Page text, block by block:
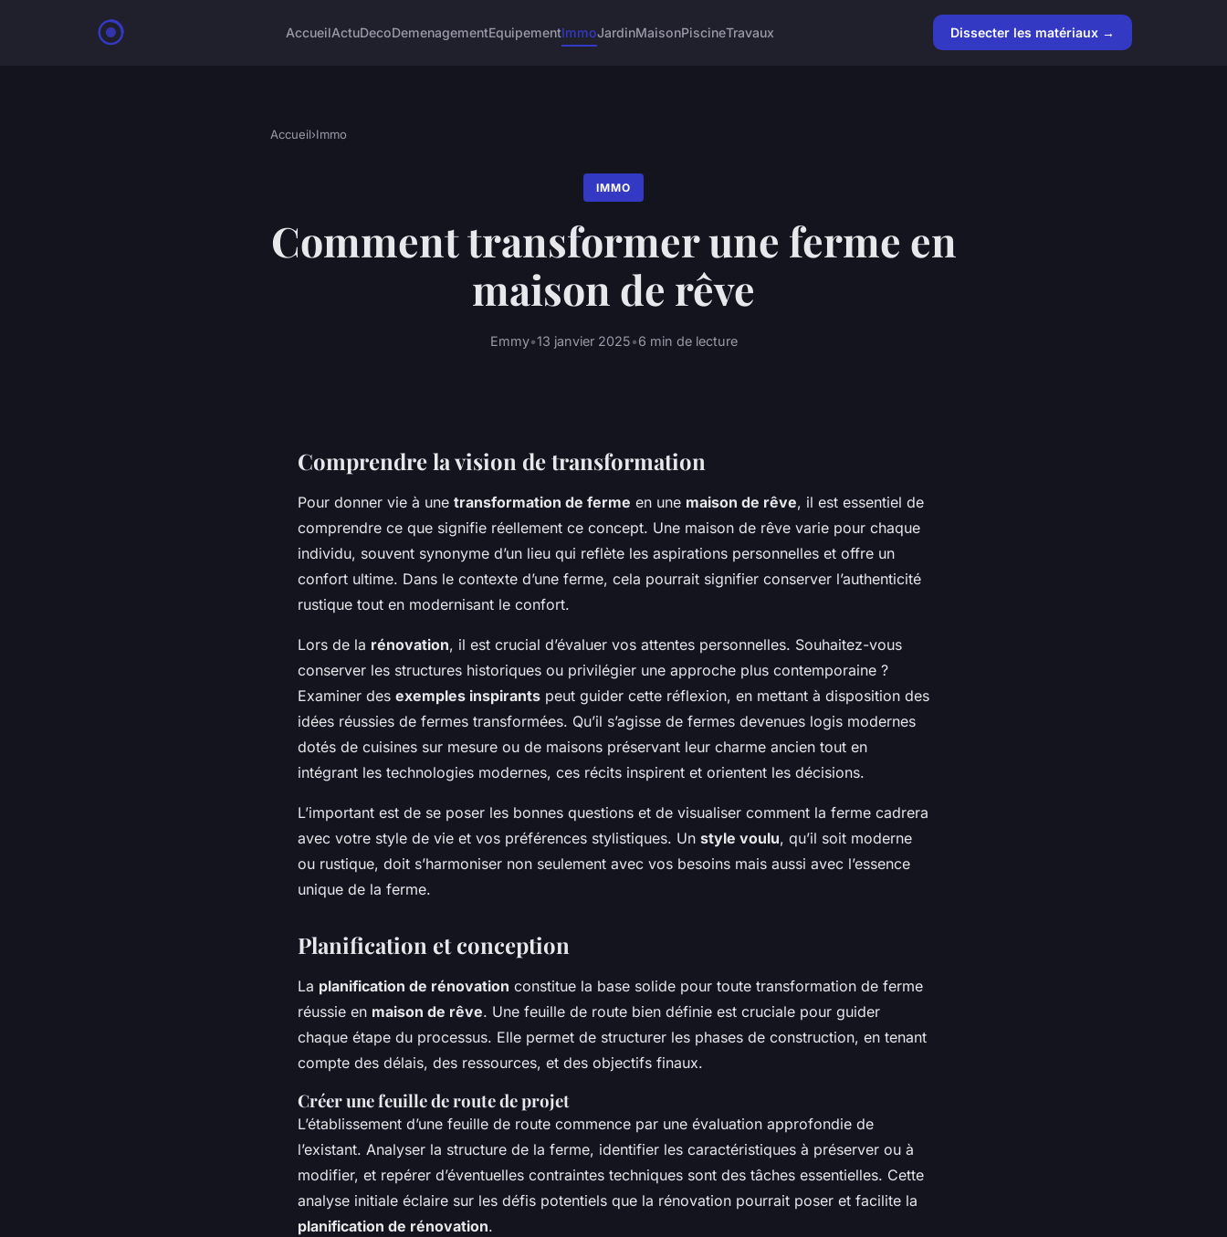
AccueilActuDecoDemenagementEquipementImmoJardinMaisonPiscineTravaux Dissecter les matériaux →
Accueil›Immo
IMMO
Comment transformer une ferme en
maison de rêve
Emmy•13 janvier 2025•6 min de lecture
Comprendre la vision de transformation
Pour donner vie à une transformation de ferme en une maison de rêve, il est essentiel de
comprendre ce que signifie réellement ce concept. Une maison de rêve varie pour chaque
individu, souvent synonyme d’un lieu qui reflète les aspirations personnelles et offre un
confort ultime. Dans le contexte d’une ferme, cela pourrait signifier conserver l’authenticité
rustique tout en modernisant le confort.
Lors de la rénovation, il est crucial d’évaluer vos attentes personnelles. Souhaitez-vous
conserver les structures historiques ou privilégier une approche plus contemporaine ?
Examiner des exemples inspirants peut guider cette réflexion, en mettant à disposition des
idées réussies de fermes transformées. Qu’il s’agisse de fermes devenues logis modernes
dotés de cuisines sur mesure ou de maisons préservant leur charme ancien tout en
intégrant les technologies modernes, ces récits inspirent et orientent les décisions.
L’important est de se poser les bonnes questions et de visualiser comment la ferme cadrera
avec votre style de vie et vos préférences stylistiques. Un style voulu, qu’il soit moderne
ou rustique, doit s’harmoniser non seulement avec vos besoins mais aussi avec l’essence
unique de la ferme.
Planification et conception
La planification de rénovation constitue la base solide pour toute transformation de ferme
réussie en maison de rêve. Une feuille de route bien définie est cruciale pour guider
chaque étape du processus. Elle permet de structurer les phases de construction, en tenant
compte des délais, des ressources, et des objectifs finaux.
Créer une feuille de route de projet
L’établissement d’une feuille de route commence par une évaluation approfondie de
l’existant. Analyser la structure de la ferme, identifier les caractéristiques à préserver ou à
modifier, et repérer d’éventuelles contraintes techniques sont des tâches essentielles. Cette
analyse initiale éclaire sur les défis potentiels que la rénovation pourrait poser et facilite la
planification de rénovation.